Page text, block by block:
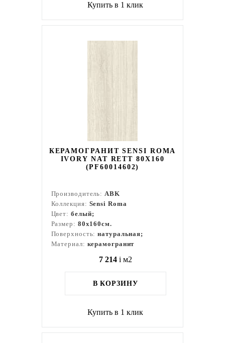
Купить в 1 клик
КЕРАМОГРАНИТ SENSI ROMA
IVORY NAT RETT 80X160
(PF60014602)
Производитель:ABK
Коллекция: Sensi Roma
Цвет: белый;
Размер: 80x160см.
Поверхность:натуральная;
Материал: керамогранит
7 214 i м2
В КОРЗИНУ
Купить в 1 клик